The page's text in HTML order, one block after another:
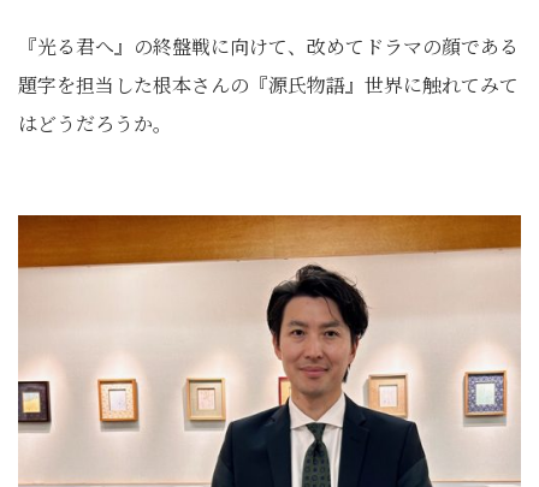
『光る君へ』の終盤戦に向けて、改めてドラマの顔である
題字を担当した根本さんの『源氏物語』世界に触れてみて
はどうだろうか。